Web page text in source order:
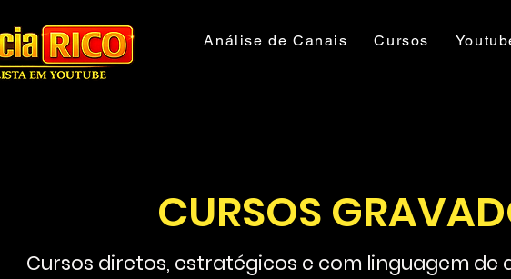
Análise de Canais Cursos
CURSOS
Cursos diretos, estratégicos e com linguagem de